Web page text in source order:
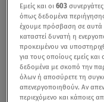
Εμείς και οι603
όπως δεδομένα
έχουμε πρόσβαση σε αυτά
καταστεί δυνατή η
προκειμένου να
για τους οποίους εμείς
δεδομένα με σκοπό την
όλων ή αποσύρετε τη
απενεργοποιηθούν. Αν
περιεχόμενο και κάποιες